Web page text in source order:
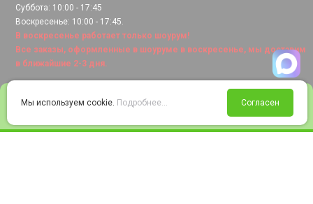
Войти Избранное Корзина
Суббота: 10:00 - 17:45
Воскресенье: 10:00 - 17:45.
В воскресенье работает только шоурум!
Все заказы, оформленные в шоуруме в воскресенье, мы доставим
в ближайшие 2-3 дня.
Мы используем cookie. Подробнее... Согласен